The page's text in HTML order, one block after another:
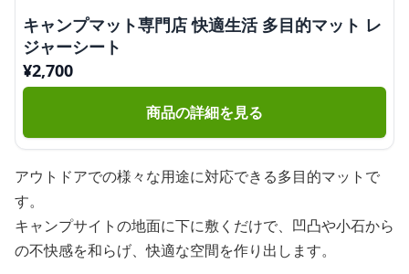
キャンプマット専門店 快適生活 多目的マット レ
ジャーシート
¥2,700
商品の詳細を見る
アウトドアでの様々な用途に対応できる多目的マットで
す。
キャンプサイトの地面に下に敷くだけで、凹凸や小石から
の不快感を和らげ、快適な空間を作り出します。